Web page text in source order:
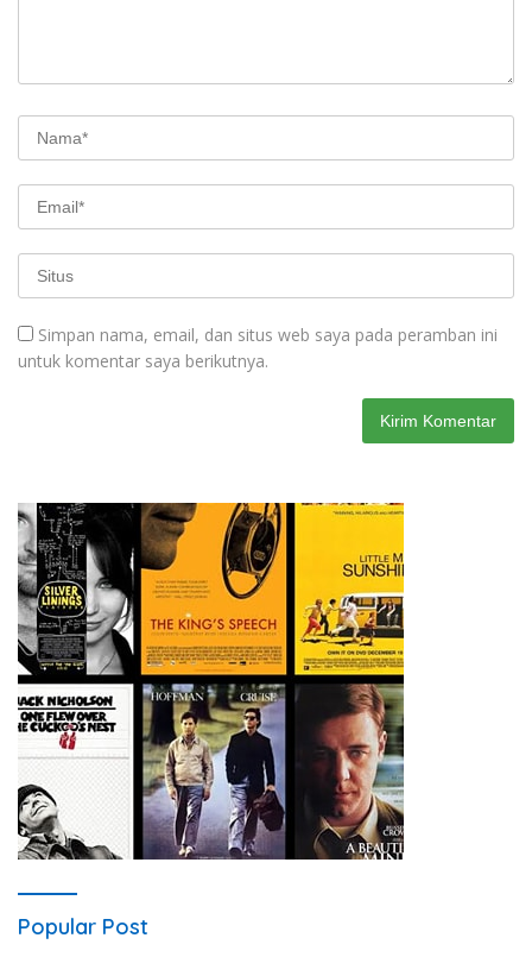
Simpan nama, email, dan situs web saya pada peramban ini
untuk komentar saya berikutnya.
Popular Post